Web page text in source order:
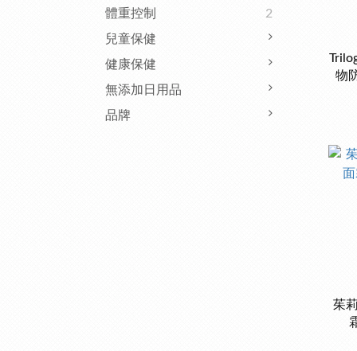
體重控制
2
兒童保健
健康保健
無添加日用品
品牌
物
茱